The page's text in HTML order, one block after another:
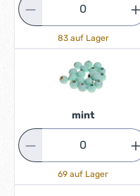
83 auf Lager
mint
69 auf Lager